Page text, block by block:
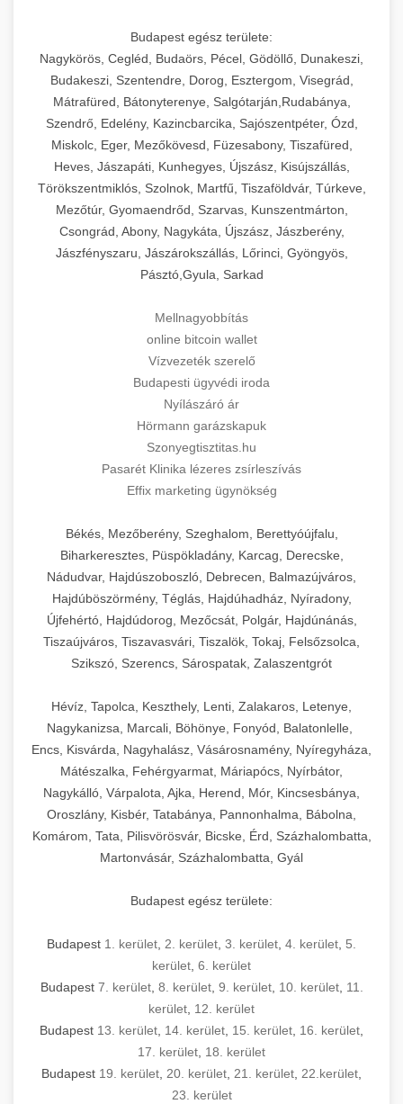
Budapest egész területe:
Nagykörös, Cegléd, Budaörs, Pécel, Gödöllő, Dunakeszi,
Budakeszi, Szentendre, Dorog, Esztergom, Visegrád,
Mátrafüred, Bátonyterenye, Salgótarján,Rudabánya,
Szendrő, Edelény, Kazincbarcika, Sajószentpéter, Ózd,
Miskolc, Eger, Mezőkövesd, Füzesabony, Tiszafüred,
Heves, Jászapáti, Kunhegyes, Újszász, Kisújszállás,
Törökszentmiklós, Szolnok, Martfű, Tiszaföldvár, Túrkeve,
Mezőtúr, Gyomaendrőd, Szarvas, Kunszentmárton,
Csongrád, Abony, Nagykáta, Újszász, Jászberény,
Jászfényszaru, Jászárokszállás, Lőrinci, Gyöngyös,
Pásztó,Gyula, Sarkad
Mellnagyobbítás
online bitcoin wallet
Vízvezeték szerelő
Budapesti ügyvédi iroda
Nyílászáró ár
Hörmann garázskapuk
Szonyegtisztitas.hu
Pasarét Klinika lézeres zsírleszívás
Effix marketing ügynökség
Békés, Mezőberény, Szeghalom, Berettyóújfalu,
Biharkeresztes, Püspökladány, Karcag, Derecske,
Nádudvar, Hajdúszoboszló, Debrecen, Balmazújváros,
Hajdúböszörmény, Téglás, Hajdúhadház, Nyíradony,
Újfehértó, Hajdúdorog, Mezőcsát, Polgár, Hajdúnánás,
Tiszaújváros, Tiszavasvári, Tiszalök, Tokaj, Felsőzsolca,
Szikszó, Szerencs, Sárospatak, Zalaszentgrót
Hévíz, Tapolca, Keszthely, Lenti, Zalakaros, Letenye,
Nagykanizsa, Marcali, Böhönye, Fonyód, Balatonlelle,
Encs, Kisvárda, Nagyhalász, Vásárosnamény, Nyíregyháza,
Mátészalka, Fehérgyarmat, Máriapócs, Nyírbátor,
Nagykálló, Várpalota, Ajka, Herend, Mór, Kincsesbánya,
Oroszlány, Kisbér, Tatabánya, Pannonhalma, Bábolna,
Komárom, Tata, Pilisvörösvár, Bicske, Érd, Százhalombatta,
Martonvásár, Százhalombatta, Gyál
Budapest egész területe:
Budapest 1. kerület 2. kerület 3. kerület 4. kerület 5.
kerület 6. kerület
Budapest 7. kerület, 8. kerület, 9. kerület, 10. kerület, 11.
kerület 12. kerület
Budapest 13. kerület 14. kerület 15. kerület 16. kerület
17. kerület 18. kerület
Budapest 19. kerület 20. kerület 21. kerület 22.kerület
23. kerület